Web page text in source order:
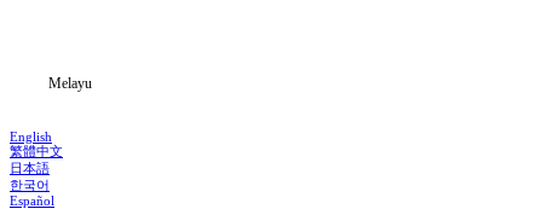
Melayu
English
繁體中文
日本語
한국어
Español